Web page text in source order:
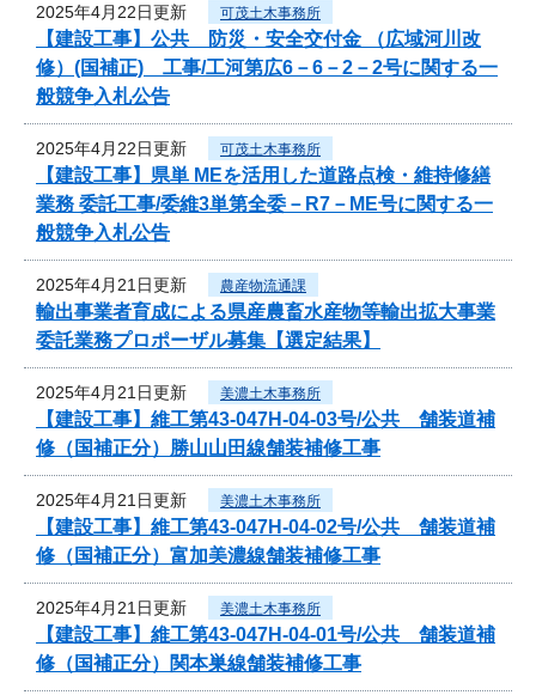
2025年4月22日更新 可茂土木事務所
【建設工事】公共 防災・安全交付金 （広域河川改
修）(国補正) 工事/工河第広6－6－2－2号に関する一
般競争入札公告
2025年4月22日更新 可茂土木事務所
【建設工事】県単 MEを活用した道路点検・維持修繕
業務 委託工事/委維3単第全委－R7－ME号に関する一
般競争入札公告
2025年4月21日更新 農産物流通課
輸出事業者育成による県産農畜水産物等輸出拡大事業
委託業務プロポーザル募集【選定結果】
2025年4月21日更新 美濃土木事務所
【建設工事】維工第43-047H-04-03号/公共 舗装道補
修（国補正分）勝山山田線舗装補修工事
2025年4月21日更新 美濃土木事務所
【建設工事】維工第43-047H-04-02号/公共 舗装道補
修（国補正分）富加美濃線舗装補修工事
2025年4月21日更新 美濃土木事務所
【建設工事】維工第43-047H-04-01号/公共 舗装道補
修（国補正分）関本巣線舗装補修工事